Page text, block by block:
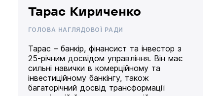
Тарас Кириченко
ГОЛОВА НАГЛЯДОВОЇ РАДИ
Тарас – банкір, фінансист та інвестор з
25-річним досвідом управління. Він має
сильні навички в комерційному та
інвестиційному банкінгу, також
багаторічний досвід трансформації